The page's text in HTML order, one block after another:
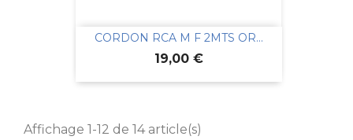
CORDON RCA M F 2MTS OR...
Prix
19,00 €
Affichage 1-12 de 14 article(s)